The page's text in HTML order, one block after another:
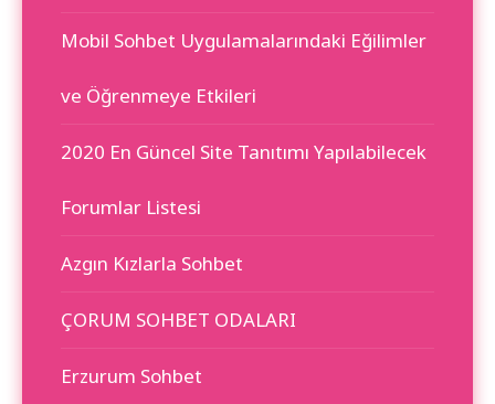
Mobil Sohbet Uygulamalarındaki Eğilimler
ve Öğrenmeye Etkileri
2020 En Güncel Site Tanıtımı Yapılabilecek
Forumlar Listesi
Azgın Kızlarla Sohbet
ÇORUM SOHBET ODALARI
Erzurum Sohbet